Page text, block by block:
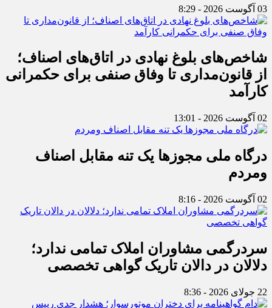
03 آگوست 2026 - 8:29
شاخص‌های بلوغ نهادی در اتاق‌های اصناف؛
از قانون‌مداری تا وفاق صنفی برای حکمرانی
کارآمد
02 آگوست 2026 - 13:01
درگاه ملی مجوزها یک تنه مقابل اصناف
ومردم
02 آگوست 2026 - 8:16
سردرگمی مشاوران املاک تمامی ندارد؛
دلالان در دالان تاریک گواهی تخصصی
22 جولای 2026 - 8:36